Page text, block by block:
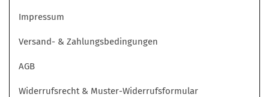
Impressum
Versand- & Zahlungsbedingungen
AGB
Widerrufsrecht & Muster-Widerrufsformular